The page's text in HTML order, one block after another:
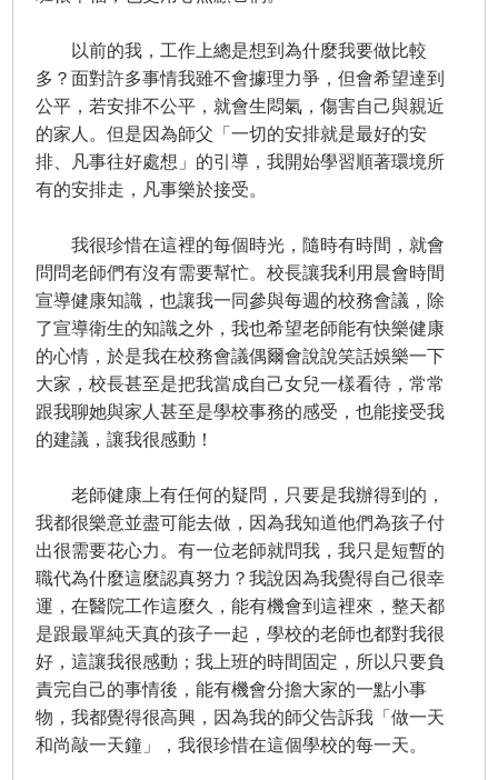
以前的我，工作上總是想到為什麼我要做比較
多？面對許多事情我雖不會據理力爭，但會希望達到
公平，若安排不公平，就會生悶氣，傷害自己與親近
的家人。但是因為師父「一切的安排就是最好的安
排、凡事往好處想」的引導，我開始學習順著環境所
有的安排走，凡事樂於接受。
我很珍惜在這裡的每個時光，隨時有時間，就會
問問老師們有沒有需要幫忙。校長讓我利用晨會時間
宣導健康知識，也讓我一同參與每週的校務會議，除
了宣導衛生的知識之外，我也希望老師能有快樂健康
的心情，於是我在校務會議偶爾會說說笑話娛樂一下
大家，校長甚至是把我當成自己女兒一樣看待，常常
跟我聊她與家人甚至是學校事務的感受，也能接受我
的建議，讓我很感動！
老師健康上有任何的疑問，只要是我辦得到的，
我都很樂意並盡可能去做，因為我知道他們為孩子付
出很需要花心力。有一位老師就問我，我只是短暫的
職代為什麼這麼認真努力？我說因為我覺得自己很幸
運，在醫院工作這麼久，能有機會到這裡來，整天都
是跟最單純天真的孩子一起，學校的老師也都對我很
好，這讓我很感動；我上班的時間固定，所以只要負
責完自己的事情後，能有機會分擔大家的一點小事
物，我都覺得很高興，因為我的師父告訴我「做一天
和尚敲一天鐘」，我很珍惜在這個學校的每一天。